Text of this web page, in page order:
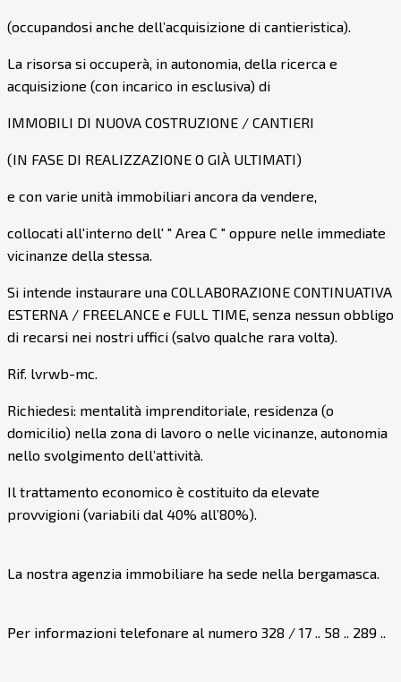
(occupandosi anche dell’acquisizione di cantieristica).
La risorsa si occuperà, in autonomia, della ricerca e
acquisizione (con incarico in esclusiva) di
IMMOBILI DI NUOVA COSTRUZIONE / CANTIERI
(IN FASE DI REALIZZAZIONE O GIÀ ULTIMATI)
e con varie unità immobiliari ancora da vendere,
collocati all'interno dell' " Area C " oppure nelle immediate
vicinanze della stessa.
Si intende instaurare una COLLABORAZIONE CONTINUATIVA
ESTERNA / FREELANCE e FULL TIME, senza nessun obbligo
di recarsi nei nostri uffici (salvo qualche rara volta).
Rif. lvrwb-mc.
Richiedesi: mentalità imprenditoriale, residenza (o
domicilio) nella zona di lavoro o nelle vicinanze, autonomia
nello svolgimento dell’attività.
Il trattamento economico è costituito da elevate
provvigioni (variabili dal 40% all’80%).
La nostra agenzia immobiliare ha sede nella bergamasca.
Per informazioni telefonare al numero 328 / 17 .. 58 .. 289 ..